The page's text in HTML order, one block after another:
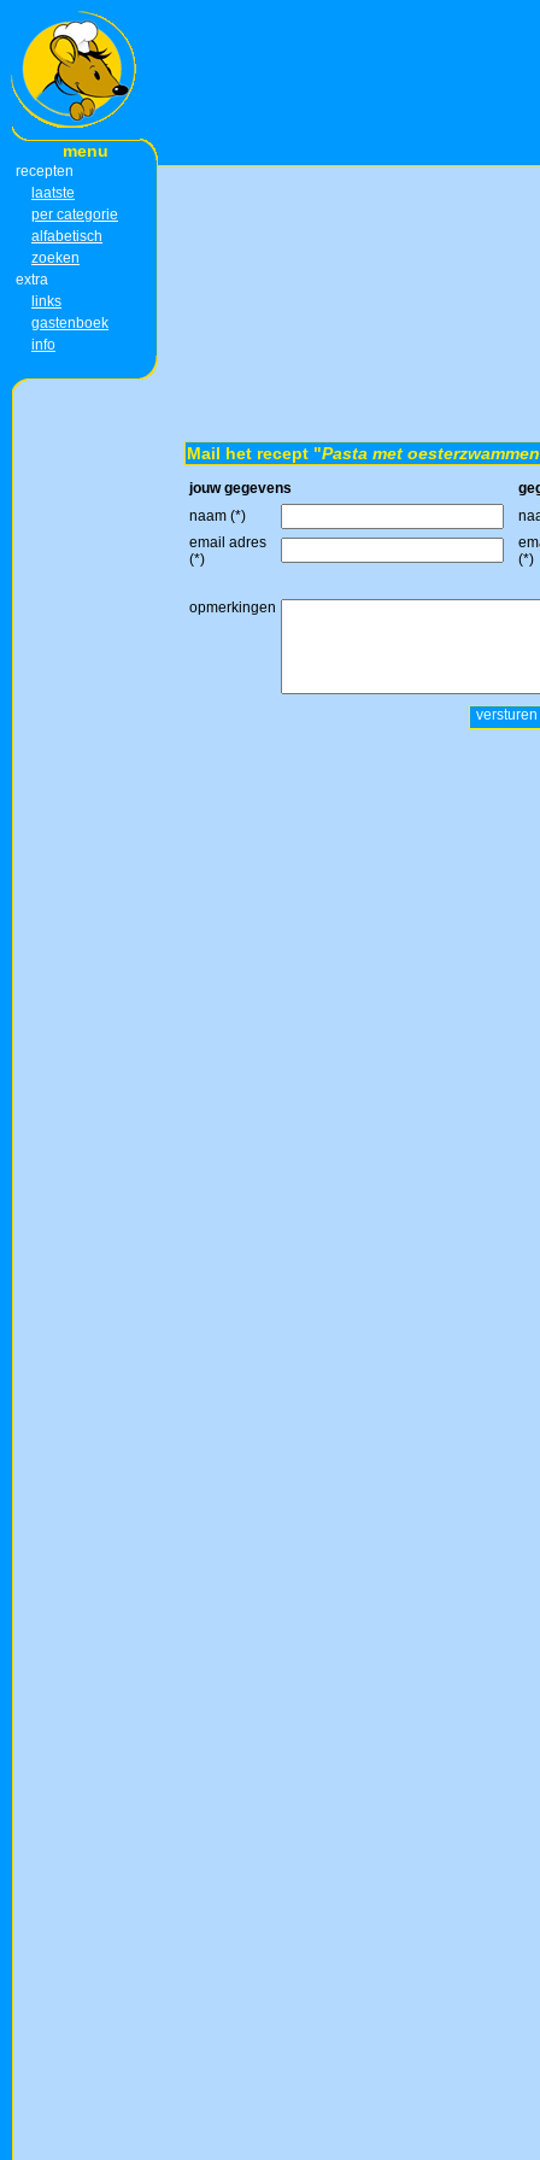
menu
recepten
laatste
per categorie
alfabetisch
zoeken
extra
links
gastenboek
info
Mail het recept "Pasta met oesterzwammen
jouw gegevens
naam (*)
email adres
(*)
(*)
opmerkingen